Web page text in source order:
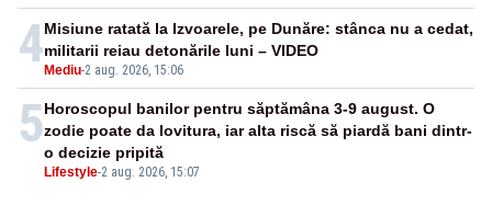
4 Mediu-2 aug. 2026, 15:06
Misiune ratată la Izvoarele, pe Dunăre: stânca nu a cedat,
militarii reiau detonările luni – VIDEO
5
Lifestyle-2 aug. 2026, 15:07
Horoscopul banilor pentru săptămâna 3-9 august. O
zodie poate da lovitura, iar alta riscă să piardă bani dintr-
o decizie pripită